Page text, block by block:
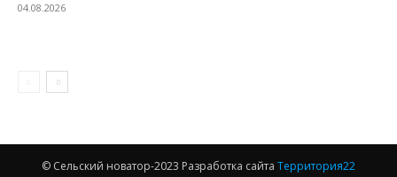
04.08.2026
© Сельский новатор-2023 Разработка сайта Территория22